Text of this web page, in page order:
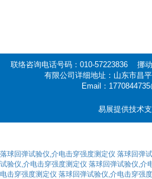
联络咨询电话号码：010-57223836 挪
有限公司详细地址：山东市昌
Email：
易展提供技术
落球回弹试验仪,介电击穿强度测定仪 落球回弹
试验仪,介电击穿强度测定仪 落球回弹试验仪,介
电击穿强度测定仪 落球回弹试验仪,介电击穿强